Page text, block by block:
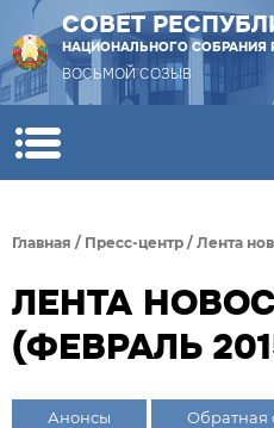
СОВЕТ
НАЦИОНАЛЬНОГО СОБРАНИЯ
ВОСЬМОЙ СОЗЫВ
Главная / Пресс-центр / Лента
ЛЕНТА
(ФЕВРАЛЬ
Анонсы Обратная